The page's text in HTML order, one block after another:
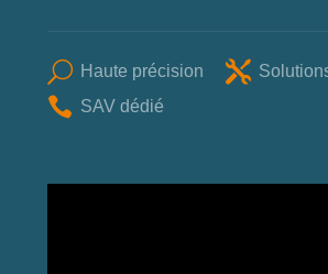
U Haute précision 
 SAV dédié